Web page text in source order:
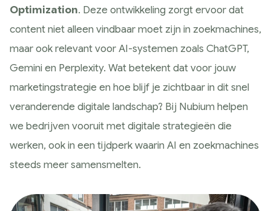
Lynette Bruins
Wouter Wensing
Vacatures
MVO
Historie
Wat wij doen
Strategie
Marketing Scan
Koers bepalen
Meting & Analyse
Optimization. Deze ontwikkeling zorgt ervoor dat
content niet alleen vindbaar moet zijn in zoekmachines,
maar ook relevant voor AI-systemen zoals ChatGPT,
Gemini en Perplexity. Wat betekent dat voor jouw
marketingstrategie en hoe blijf je zichtbaar in dit snel
veranderende digitale landschap? Bij Nubium helpen
we bedrijven vooruit met digitale strategieën die
werken, ook in een tijdperk waarin AI en zoekmachines
steeds meer samensmelten.